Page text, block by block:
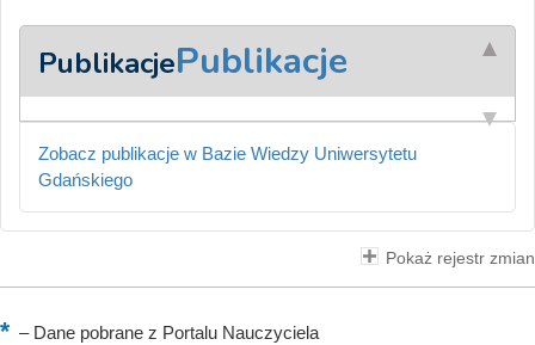
PublikacjePublikacje
Zobacz publikacje w Bazie Wiedzy Uniwersytetu
Gdańskiego
Pokaż rejestr zmian
–Dane pobrane z Portalu Nauczyciela